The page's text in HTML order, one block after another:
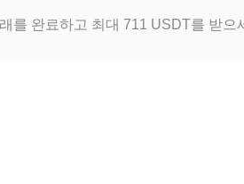
를 완료하고 최대 711 USDT를 받으